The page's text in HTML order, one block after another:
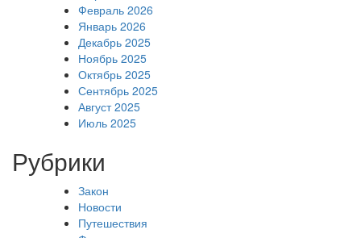
Февраль 2026
Январь 2026
Декабрь 2025
Ноябрь 2025
Октябрь 2025
Сентябрь 2025
Август 2025
Июль 2025
Рубрики
Закон
Новости
Путешествия